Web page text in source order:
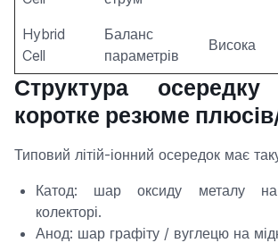
Hybrid
Cell
Баланс
параметрів
Висока
Структура
коротке резюме
Типовий літій-іонний осередок має
Катод: шар оксиду металу на
колекторі.
Анод: шар графіту / вуглецю на